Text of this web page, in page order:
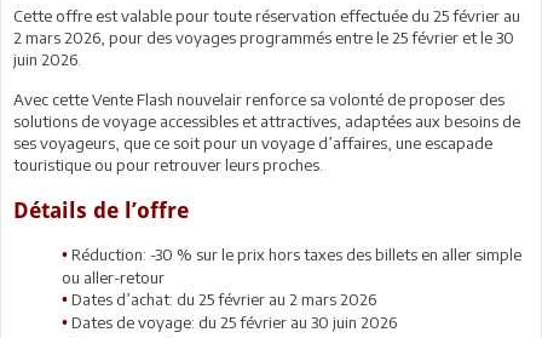
Cette offre est valable pour toute réservation effectuée du 25 février au
2 mars 2026, pour des voyages programmés entre le 25 février et le 30
juin 2026.
Avec cette Vente Flash nouvelair renforce sa volonté de proposer des
solutions de voyage accessibles et attractives, adaptées aux besoins de
ses voyageurs, que ce soit pour un voyage d’affaires, une escapade
touristique ou pour retrouver leurs proches.
Détails de l’offre
• Réduction: -30 % sur le prix hors taxes des billets en aller simple
ou aller-retour
• Dates d’achat: du 25 février au 2 mars 2026
• Dates de voyage: du 25 février au 30 juin 2026